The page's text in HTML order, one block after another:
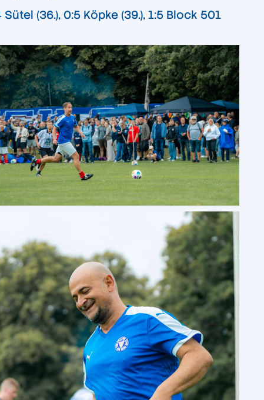
(36.), 0:5 Köpke (39.), 1:5 Block 501